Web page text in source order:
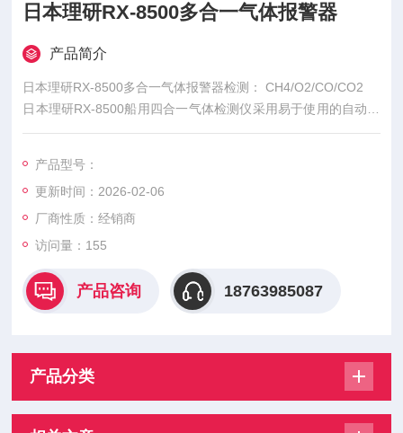
日本理研RX-8500多合一气体报警器
产品简介
日本理研RX-8500多合一气体报警器检测： CH4/O2/CO/CO2
日本理研RX-8500船用四合一气体检测仪采用易于使用的自动范
围切换式，当测定的可燃性气体浓度超出100%LEL时，自动切换
产品型号：
更新时间：2026-02-06
厂商性质：经销商
访问量：155
产品咨询 18763985087
产品分类